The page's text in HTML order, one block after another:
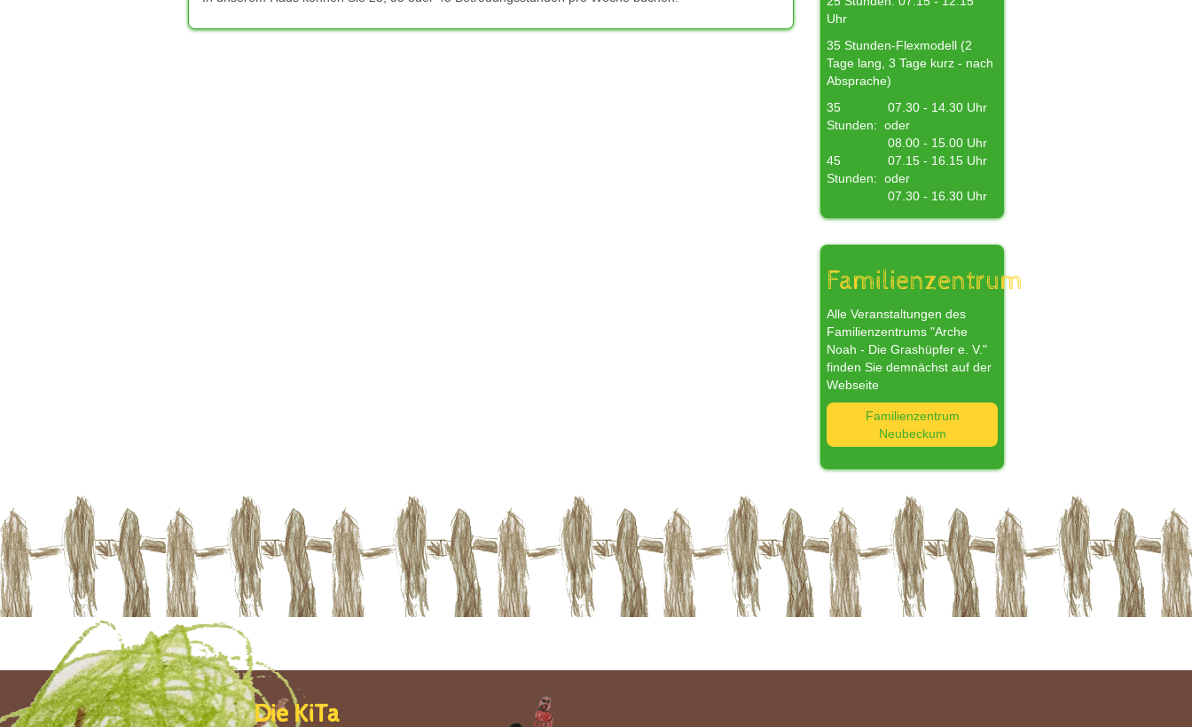
Uhr
35 Stunden-Flexmodell (2
Tage lang, 3 Tage kurz - nach
Absprache)
35
Stunden:
07.30 - 14.30 Uhr
oder
08.00 - 15.00 Uhr
45
Stunden:
07.15 - 16.15 Uhr
oder
07.30 - 16.30 Uhr
Familienzentrum
Alle Veranstaltungen des
Familienzentrums "Arche
Noah - Die Grashüpfer e. V."
finden Sie demnächst auf der
Webseite
Familienzentrum
Neubeckum
Die KiTa